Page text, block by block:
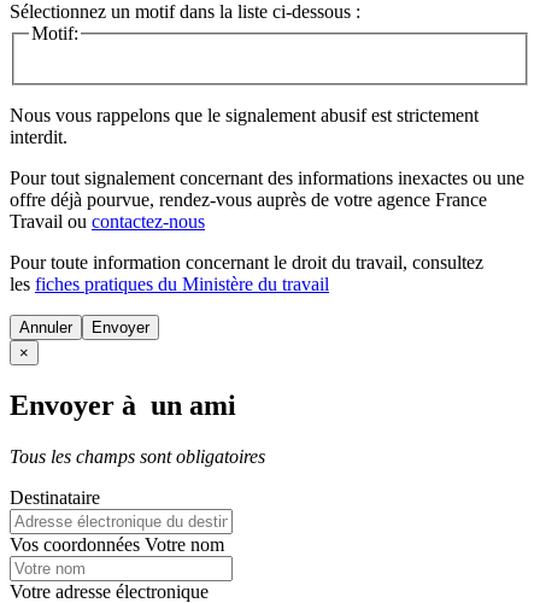
Sélectionnez un motif dans la liste ci-dessous :
Motif:
Nous vous rappelons que le signalement abusif est strictement
interdit.
Pour tout signalement concernant des informations inexactes ou une
offre déjà pourvue, rendez-vous auprès de votre agence France
Travail ou contactez-nous
Pour toute information concernant le droit du travail, consultez
les fiches pratiques du Ministère du travail
Annuler
×
Envoyer à un ami
Tous les champs sont obligatoires
Destinataire
Vos coordonnées Votre nom
Votre adresse électronique